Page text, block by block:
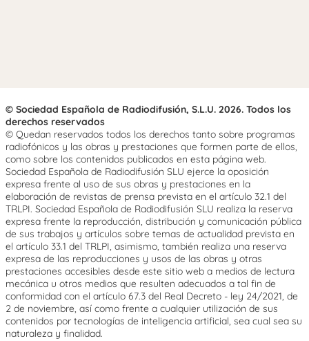
© Sociedad Española de Radiodifusión, S.L.U. 2026. Todos los
derechos reservados
© Quedan reservados todos los derechos tanto sobre programas
radiofónicos y las obras y prestaciones que formen parte de ellos,
como sobre los contenidos publicados en esta página web.
Sociedad Española de Radiodifusión SLU ejerce la oposición
expresa frente al uso de sus obras y prestaciones en la
elaboración de revistas de prensa prevista en el artículo 32.1 del
TRLPI. Sociedad Española de Radiodifusión SLU realiza la reserva
expresa frente la reproducción, distribución y comunicación pública
de sus trabajos y artículos sobre temas de actualidad prevista en
el artículo 33.1 del TRLPI, asimismo, también realiza una reserva
expresa de las reproducciones y usos de las obras y otras
prestaciones accesibles desde este sitio web a medios de lectura
mecánica u otros medios que resulten adecuados a tal fin de
conformidad con el artículo 67.3 del Real Decreto - ley 24/2021, de
2 de noviembre, así como frente a cualquier utilización de sus
contenidos por tecnologías de inteligencia artificial, sea cual sea su
naturaleza y finalidad.